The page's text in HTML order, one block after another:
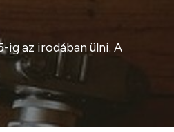
az irodában ülni. A